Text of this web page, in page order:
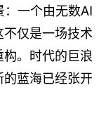
一个由无数AI
仅是一场技术
。时代的巨浪
蓝海已经张开